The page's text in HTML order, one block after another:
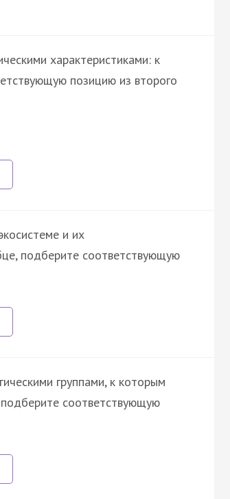
характеристиками: к
позицию из второго
и их
подберите соответствующую
группами, к которым
соответствующую